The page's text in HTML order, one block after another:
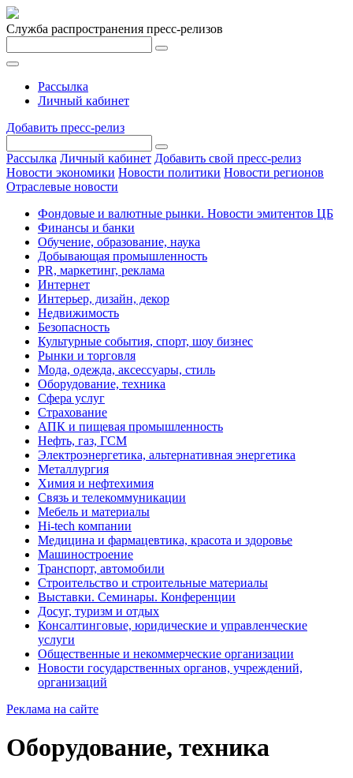
Служба распространения пресс-релизов
Рассылка
Личный кабинет
Добавить пресс-релиз
Рассылка Личный кабинет Добавить свой пресс-релиз
Новости экономики Новости политики Новости регионов
Отраслевые новости
Фондовые и валютные рынки. Новости эмитентов ЦБ
Финансы и банки
Обучение, образование, наука
Добывающая промышленность
PR, маркетинг, реклама
Интернет
Интерьер, дизайн, декор
Недвижимость
Безопасность
Культурные события, спорт, шоу бизнес
Рынки и торговля
Мода, одежда, аксессуары, стиль
Оборудование, техника
Сфера услуг
Страхование
АПК и пищевая промышленность
Нефть, газ, ГСМ
Электроэнергетика, альтернативная энергетика
Металлургия
Химия и нефтехимия
Связь и телекоммуникации
Мебель и материалы
Hi-tech компании
Медицина и фармацевтика, красота и здоровье
Машиностроение
Транспорт, автомобили
Строительство и строительные материалы
Выставки. Семинары. Конференции
Досуг, туризм и отдых
Консалтинговые, юридические и управленческие
услуги
Общественные и некоммерческие организации
Новости государственных органов, учреждений,
организаций
Реклама на сайте
Оборудование, техника